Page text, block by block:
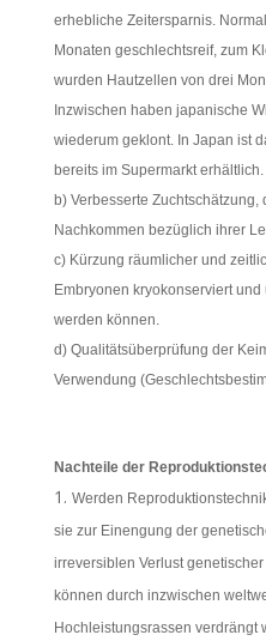
erhebliche Zeitersparnis.
Monaten geschlechtsreif, zum
wurden Hautzellen von drei
Inzwischen haben japanische
wiederum geklont. In Japan ist
bereits im Supermarkt erhältlich.
b) Verbesserte Zuchtschätzung,
Nachkommen bezüglich ihrer
c) Kürzung räumlicher und
Embryonen kryokonserviert
werden können.
d) Qualitätsüberprüfung der
Verwendung
Nachteile der
Werden
sie zur Einengung der
irreversiblen Verlust
können durch inzwischen
Hochleistungsrassen verdrängt